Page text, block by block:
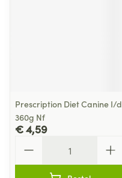
Prescription Diet Canine I/d
360g Nf
€ 4,59